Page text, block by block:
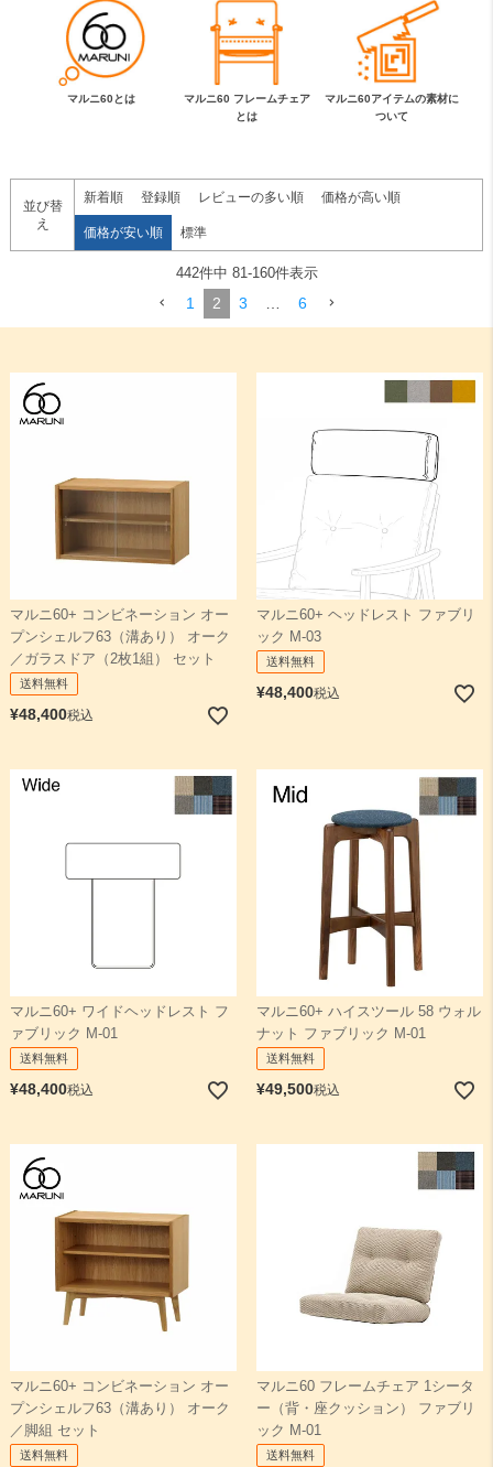
マルニ60とは
マルニ60 フレームチェア
とは
マルニ60アイテムの素材に
ついて
並び替
え
新着順 登録順 レビューの多い順 価格が高い順
価格が安い順 標準
442件中 81 -160件表示
1 2 3 6
マルニ60+ コンビネーション オー
プンシェルフ63（溝あり） オーク
／ガラスドア（2枚1組） セット
送料無料
¥48,400税込
マルニ60+ ヘッドレスト ファブリ
ック M-03
送料無料
¥48,400税込
マルニ60+ ワイドヘッドレスト フ
ァブリック M-01
送料無料
¥48,400税込
マルニ60+ ハイスツール 58 ウォル
ナット ファブリック M-01
送料無料
¥49,500税込
マルニ60+ コンビネーション オー
プンシェルフ63（溝あり） オーク
／脚組 セット
送料無料
マルニ60 フレームチェア 1シータ
ー（背・座クッション） ファブリ
ック M-01
送料無料